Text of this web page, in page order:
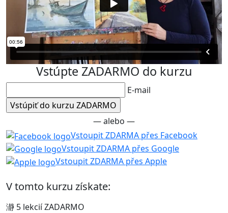
Vstúpte ZADARMO do kurzu
E-mail
— alebo —
Vstoupit ZDARMA přes Facebook
Vstoupit ZDARMA přes Google
Vstoupit ZDARMA přes Apple
V tomto kurzu získate:
5 lekcií ZADARMO